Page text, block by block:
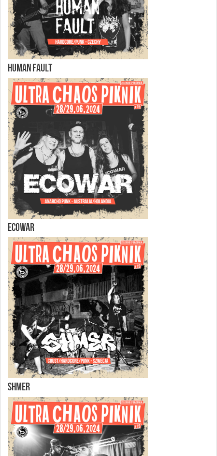
HUMAN FAULT
ECOWAR
SHMER